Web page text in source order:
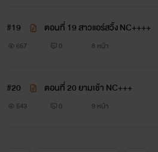
#19 ตอนที่ 19 สาวแอร์สวิ้ง NC++++
657 0 8 หน้า
#20 ตอนที่ 20 ยามเช้า NC+++
543 0 9 หน้า